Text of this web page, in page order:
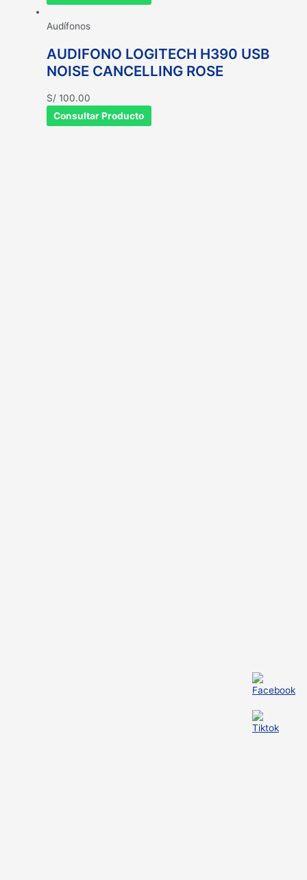
Audífonos
AUDIFONO LOGITECH H390 USB
NOISE CANCELLING ROSE
S/ 100.00
Consultar Producto